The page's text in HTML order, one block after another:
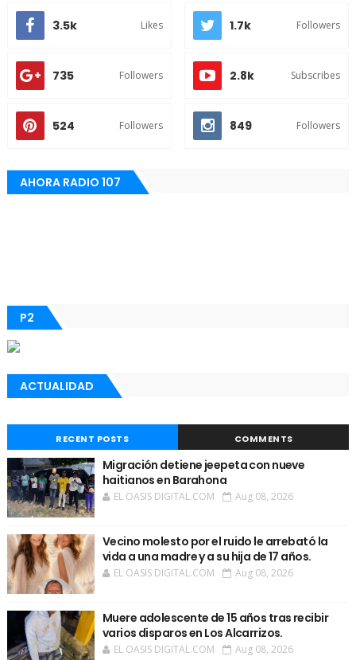
3.5k Likes 1.7k Followers
735 Followers 2.8k Subscribes
524 Followers 849 Followers
AHORA RADIO 107
P2
ACTUALIDAD
RECENT POSTS COMMENTS
Migración detiene jeepeta con nueve
haitianos en Barahona
EL OASIS DIGITAL.COM Aug 08, 2026
Vecino molesto por el ruido le arrebató la
vida a una madre y a su hija de 17 años.
EL OASIS DIGITAL.COM Aug 08, 2026
Muere adolescente de 15 años tras recibir
varios disparos en Los Alcarrizos.
EL OASIS DIGITAL.COM Aug 08, 2026